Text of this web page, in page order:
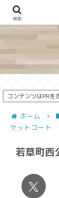
地図か
コンテンツはPRを
ホーム
ケットコート
若草町西
検索